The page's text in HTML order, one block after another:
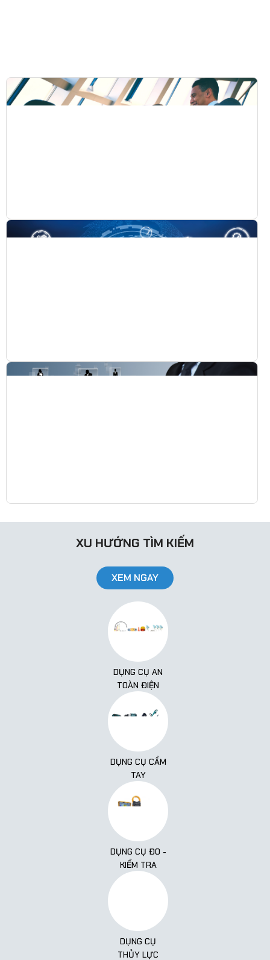
XU HƯỚNG TÌM KIẾM
XEM NGAY
DỤNG CỤ AN
TOÀN ĐIỆN
DỤNG CỤ CẦM
TAY
DỤNG CỤ ĐO -
KIỂM TRA
DỤNG CỤ
THỦY LỰC